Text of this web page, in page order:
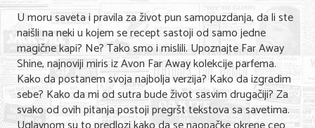
Sve za decu
Kuća i bašta
Gastronomija
Sport i rekreacija
Zdravlje i medicina
U moru saveta i pravila za život pun samopuzdanja, da li ste
naišli na neki u kojem se recept sastoji od samo jedne
magične kapi? Ne? Tako smo i mislili. Upoznajte Far Away
Shine, najnoviji miris iz Avon Far Away kolekcije parfema.
Kako da postanem svoja najbolja verzija? Kako da izgradim
sebe? Kako da mi od sutra bude život sasvim drugačiji? Za
svako od ovih pitanja postoji pregršt tekstova sa savetima.